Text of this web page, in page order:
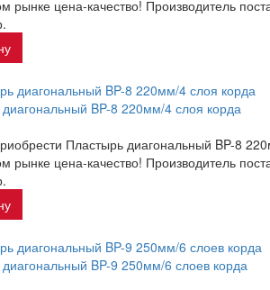
рынке цена-качество! Производитель
BP-8 220мм/4 слоя корда
Пластырь диагональный BP-8
рынке цена-качество! Производитель
BP-9 250мм/6 слоев корда